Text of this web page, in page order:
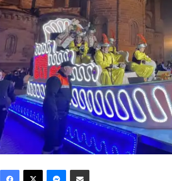
Facebook
X Messenger
Compartir via Email